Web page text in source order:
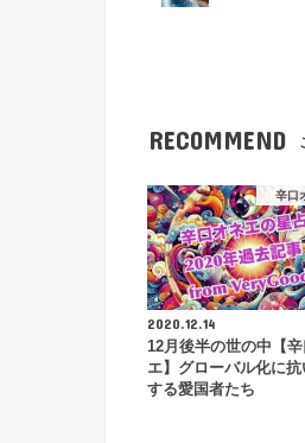
RECOMMEND
辛口
2020.12.14
12月後半の世の中【
エ】グローバル化に抗
する愛国者たち